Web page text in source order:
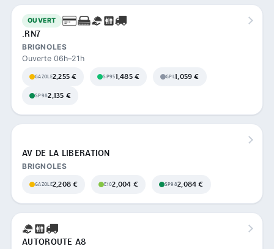
OUVERT
.RN7
BRIGNOLES
Ouverte 06h–21h
GAZOLE2,255 € SP951,485 € GPL1,059 €
SP982,135 €
AV DE LA LIBERATION
BRIGNOLES
GAZOLE2,208 € E102,004 € SP982,084 €
AUTOROUTE A8